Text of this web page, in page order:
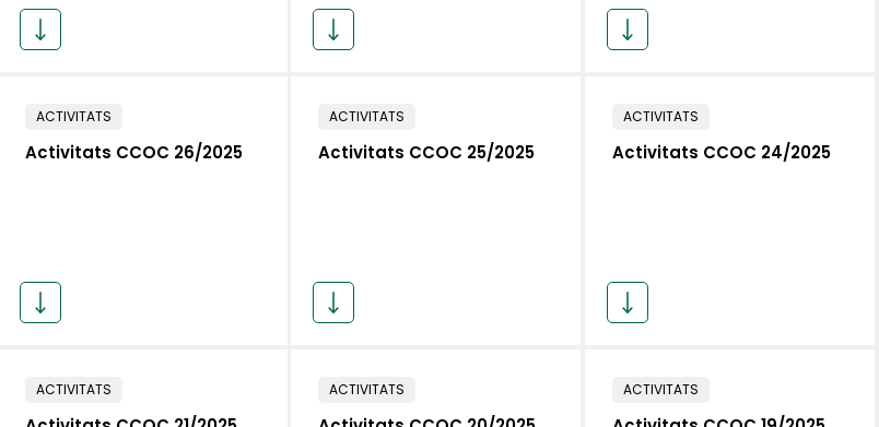
ACTIVITATS
Activitats CCOC 26/2025
ACTIVITATS
Activitats CCOC 25/2025
ACTIVITATS
Activitats CCOC 24/2025
ACTIVITATS ACTIVITATS ACTIVITATS